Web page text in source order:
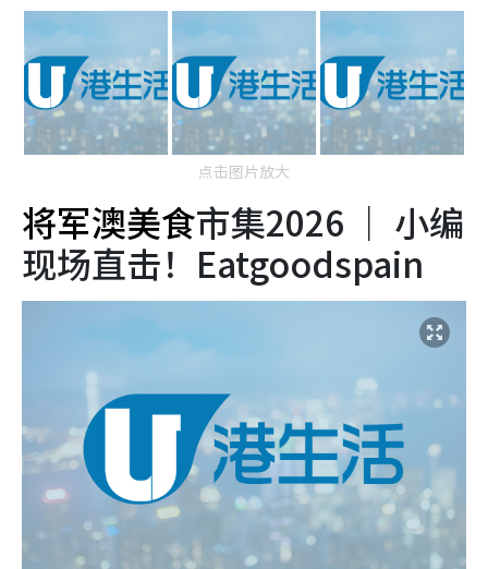
点击图片放大
将军澳美食市集2026 ｜ 小编
现场直击！Eatgoodspain